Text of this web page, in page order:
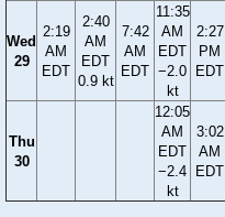
Wed
29
2:19
AM
EDT
2:40
AM
EDT
0.9 kt
7:42
AM
EDT
11:35
AM
EDT
−2.0
kt
2:27
PM
EDT
Thu
30
12:05
AM
EDT
−2.4
kt
3:02
AM
EDT